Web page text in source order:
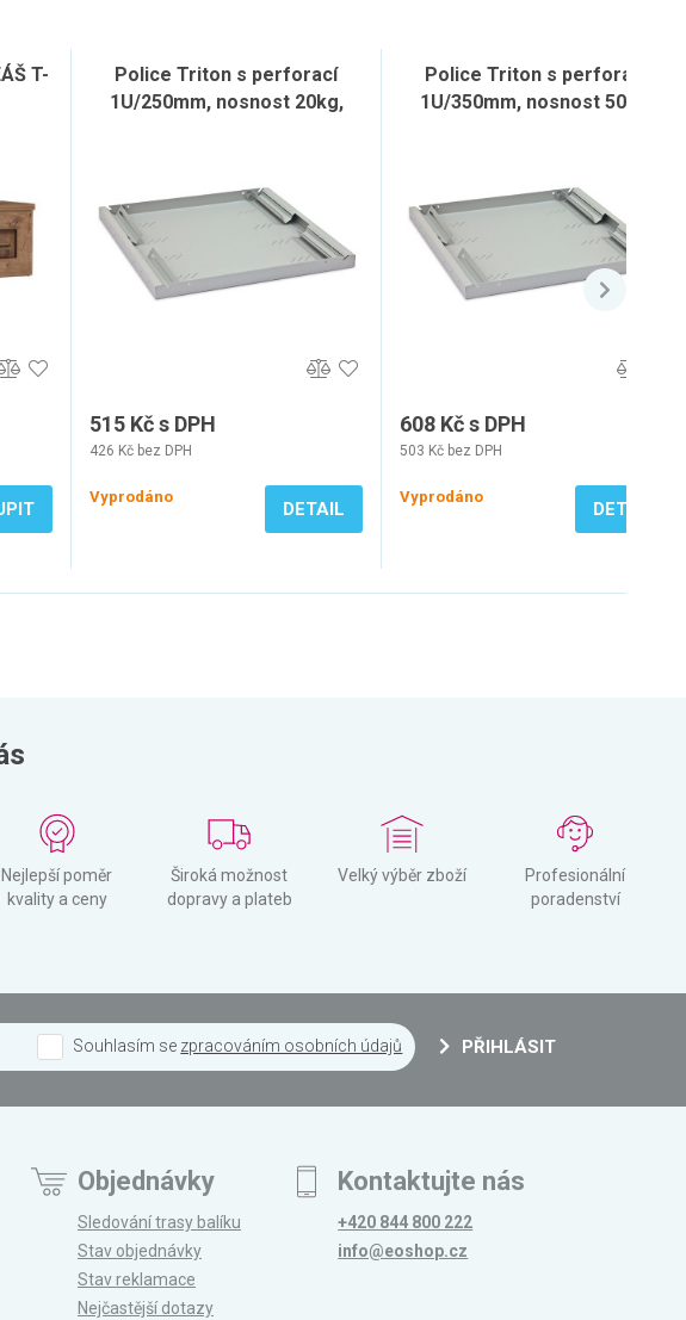
T-
Police Triton s perforací
1U/250mm, nosnost 20kg,
515 Kč s DPH
426 Kč bez DPH
Vyprodáno
DETAIL
Police Triton s perforací
1U/350mm, nosnost 50kg,
608 Kč s DPH
503 Kč bez DPH
Vyprodáno
DETAIL
Nejlepší poměr
kvality a ceny
Široká možnost
dopravy a plateb
Velký výběr zboží
Profesionální
poradenství
Souhlasím se zpracováním osobních údajů PŘIHLÁSIT
Objednávky
Sledování trasy balíku
Stav objednávky
Stav reklamace
Nejčastější dotazy
Kontaktujte nás
+420 844 800 222
info@eoshop.cz